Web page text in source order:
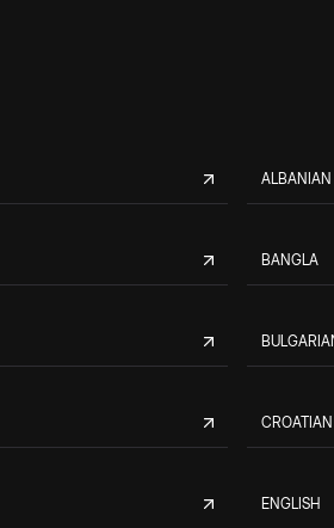
ALBANIAN
BANGLA
CROATIAN
ENGLISH